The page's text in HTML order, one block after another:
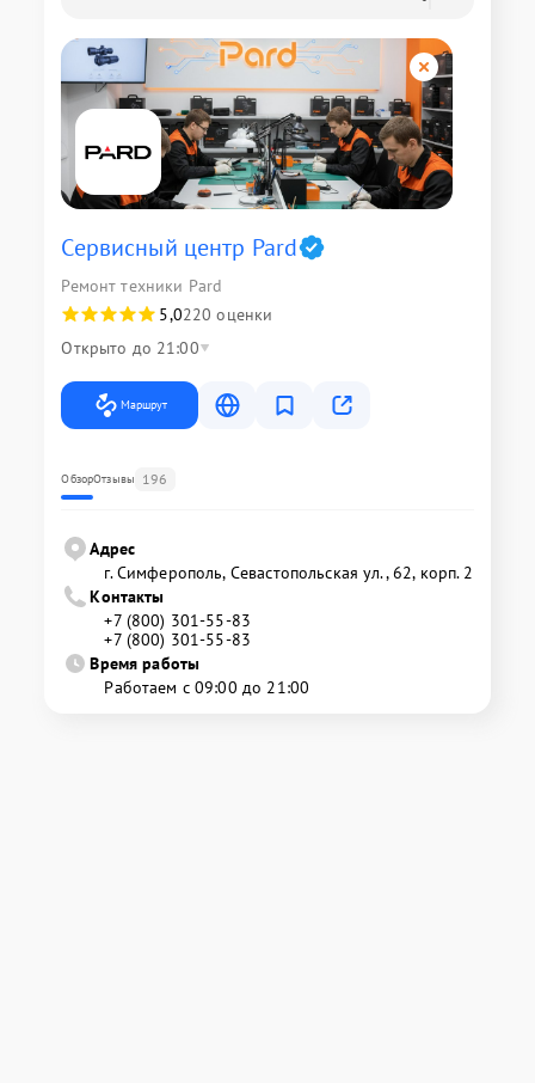
Сервисный центр Pard
Ремонт техники Pard
5,0220 оценки
Открыто до 21:00
Маршрут
ОбзорОтзывы 196
Адрес
г. Симферополь, Севастопольская ул., 62, корп. 2
Контакты
+7 (800) 301-55-83
+7 (800) 301-55-83
Время работы
Работаем с 09:00 до 21:00